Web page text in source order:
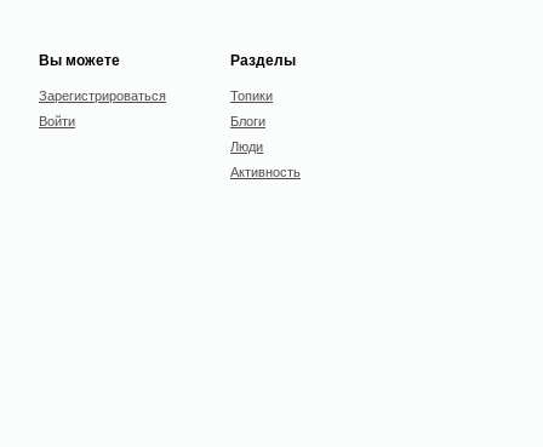
Вы можете
Зарегистрироваться
Войти
Разделы
Топики
Блоги
Люди
Активность